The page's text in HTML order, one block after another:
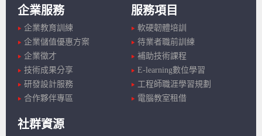
企業服務
企業教育訓練
企業儲值優惠方案
企業徵才
技術成果分享
研發設計服務
合作夥伴專區
服務項目
軟硬韌體培訓
待業者職前訓練
補助技術課程
E-learning數位學習
工程師職涯學習規劃
電腦教室租借
社群資源